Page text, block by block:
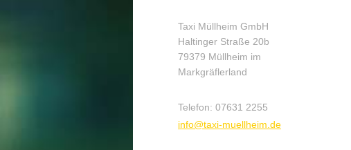
Taxi Müllheim GmbH
Haltinger Straße 20b
79379 Müllheim im
Markgräflerland
Telefon: 07631 2255
info@taxi-muellheim.de